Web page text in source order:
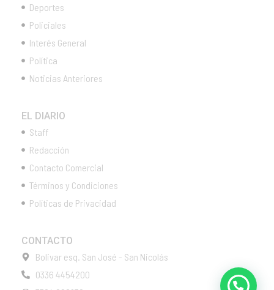
Deportes
Policiales
Interés General
Política
Noticias Anteriores
EL DIARIO
Staff
Redacción
Contacto Comercial
Términos y Condiciones
Políticas de Privacidad
CONTACTO
Bolivar esq. San José - San Nicolás
0336 4454200